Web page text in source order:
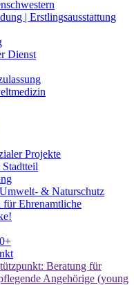
| Erstlingsausstattung
Dienst
Projekte
& Naturschutz
für Ehrenamtliche
Beratung für
Angehörige (young